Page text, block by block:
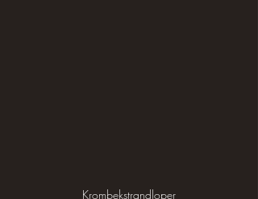
Krombekstrandloper